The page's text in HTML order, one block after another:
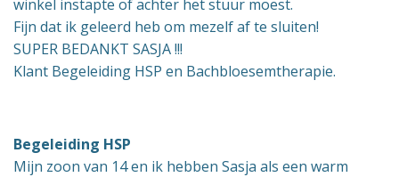
winkel instapte of achter het stuur moest.
Fijn dat ik geleerd heb om mezelf af te sluiten!
SUPER BEDANKT SASJA !!!
Klant Begeleiding HSP en Bachbloesemtherapie.
Begeleiding HSP
Mijn zoon van 14 en ik hebben Sasja als een warm